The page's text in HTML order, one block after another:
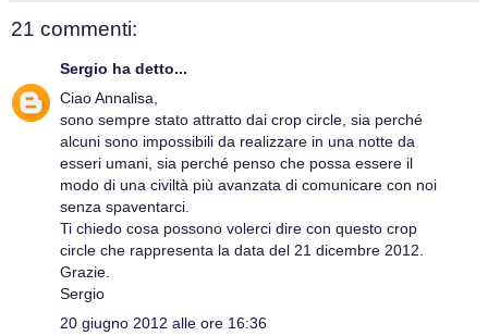
21 commenti:
Sergio ha detto...
Ciao Annalisa,
sono sempre stato attratto dai crop circle, sia perché
alcuni sono impossibili da realizzare in una notte da
esseri umani, sia perché penso che possa essere il
modo di una civiltà più avanzata di comunicare con noi
senza spaventarci.
Ti chiedo cosa possono volerci dire con questo crop
circle che rappresenta la data del 21 dicembre 2012.
Grazie.
Sergio
20 giugno 2012 alle ore 16:36